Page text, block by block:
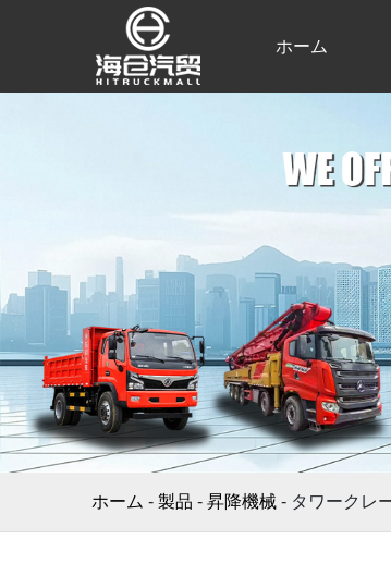
ホーム
ホーム - 製品 - 昇降機械 - タワークレ